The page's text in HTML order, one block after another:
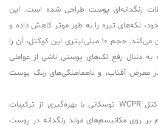
رنگدانه‌ای پوست طراحی شده است. این
لکه‌های تیره را به طور موثر کاهش داده و
رنگ پوست را یکنواخت و درخشان می‌کند. حجم 10 میلی‌لیتری این کوکتل، آن را
به دنبال رفع لک‌های پوستی ناشی از عواملی
معرض آفتاب، و ناهماهنگی‌های رنگ پوست
کوکتل WCPR توسکانی با بهره‌گیری از ترکیبات
روی مکانیسم‌های مولد رنگدانه در پوست